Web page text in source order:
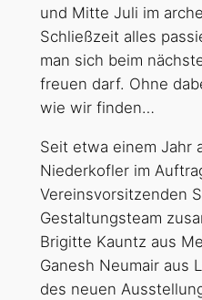
und Mitte Juli im
Schließzeit alles
man sich beim
freuen darf. Ohne
wie wir finden…
Seit etwa einem Jahr
Niederkofler im
Vereinsvorsitzenden
Gestaltungsteam
Brigitte Kauntz aus
Ganesh Neumair aus
des neuen